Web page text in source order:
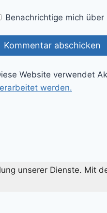
Benachrichtige mich
Website verwendet
werden.
unserer Dienste. Mit